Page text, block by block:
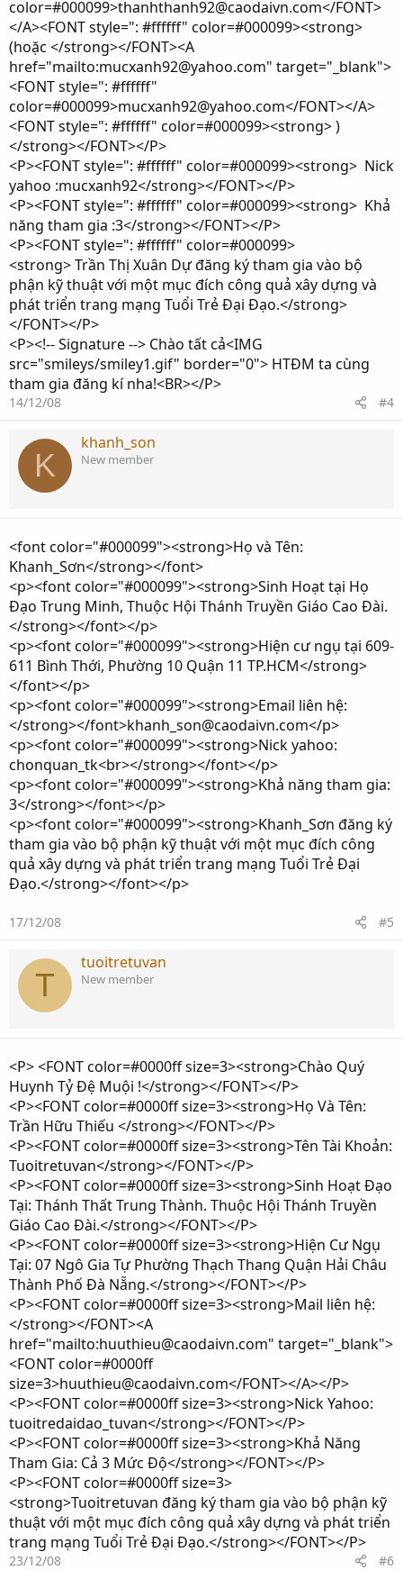
color=#000099>thanhthanh92@caodaivn.com</FONT>
</A><FONT style=": #ffffff" color=#000099><strong>
(hoặc </strong></FONT><A
href="mailto:mucxanh92@yahoo.com" target="_blank">
<FONT style=": #ffffff"
color=#000099>mucxanh92@yahoo.com</FONT></A>
<FONT style=": #ffffff" color=#000099><strong> )
</strong></FONT></P>
<P><FONT style=": #ffffff" color=#000099><strong> Nick
yahoo :mucxanh92</strong></FONT></P>
<P><FONT style=": #ffffff" color=#000099><strong> Khả
năng tham gia :3</strong></FONT></P>
<P><FONT style=": #ffffff" color=#000099>
<strong> Trần Thị Xuân Dự đăng ký tham gia vào bộ
phận kỹ thuật với một mục đích công quả xây dựng và
phát triển trang mạng Tuổi Trẻ Đại Đạo.</strong>
</FONT></P>
<P><!-- Signature --> Chào tất cả<IMG
src="smileys/smiley1.gif" border="0"> HTĐM ta cùng
tham gia đăng kí nha!<BR></P>
14/12/08 #4
K
khanh_son
New member
<font color="#000099"><strong>Họ và Tên:
Khanh_Sơn</strong></font>
<p><font color="#000099"><strong>Sinh Hoạt tại Họ
Đạo Trung Minh, Thuộc Hội Thánh Truyền Giáo Cao Đài.
</strong></font></p>
<p><font color="#000099"><strong>Hiện cư ngụ tại 609-
611 Bình Thới, Phường 10 Quận 11 TP.HCM</strong>
</font></p>
<p><font color="#000099"><strong>Email liên hệ:
</strong></font>khanh_son@caodaivn.com</p>
<p><font color="#000099"><strong>Nick yahoo:
chonquan_tk<br></strong></font></p>
<p><font color="#000099"><strong>Khả năng tham gia:
3</strong></font></p>
<p><font color="#000099"><strong>Khanh_Sơn đăng ký
tham gia vào bộ phận kỹ thuật với một mục đích công
quả xây dựng và phát triển trang mạng Tuổi Trẻ Đại
Đạo.</strong></font></p>
17/12/08 #5
T
tuoitretuvan
New member
<P> <FONT color=#0000ff size=3><strong>Chào Quý
Huynh Tỷ Đệ Muội !</strong></FONT></P>
<P><FONT color=#0000ff size=3><strong>Họ Và Tên:
Trần Hữu Thiếu </strong></FONT></P>
<P><FONT color=#0000ff size=3><strong>Tên Tài Khoản:
Tuoitretuvan</strong></FONT></P>
<P><FONT color=#0000ff size=3><strong>Sinh Hoạt Đạo
Tại: Thánh Thất Trung Thành. Thuộc Hội Thánh Truyền
Giáo Cao Đài.</strong></FONT></P>
<P><FONT color=#0000ff size=3><strong>Hiện Cư Ngụ
Tại: 07 Ngô Gia Tự Phường Thạch Thang Quận Hải Châu
Thành Phố Đà Nẵng.</strong></FONT></P>
<P><FONT color=#0000ff size=3><strong>Mail liên hệ:
</strong></FONT><A
href="mailto:huuthieu@caodaivn.com" target="_blank">
<FONT color=#0000ff
size=3>huuthieu@caodaivn.com</FONT></A></P>
<P><FONT color=#0000ff size=3><strong>Nick Yahoo:
tuoitredaidao_tuvan</strong></FONT></P>
<P><FONT color=#0000ff size=3><strong>Khả Năng
Tham Gia: Cả 3 Mức Độ</strong></FONT></P>
<P><FONT color=#0000ff size=3>
<strong>Tuoitretuvan đăng ký tham gia vào bộ phận kỹ
thuật với một mục đích công quả xây dựng và phát triển
trang mạng Tuổi Trẻ Đại Đạo.</strong></FONT></P>
23/12/08 #6